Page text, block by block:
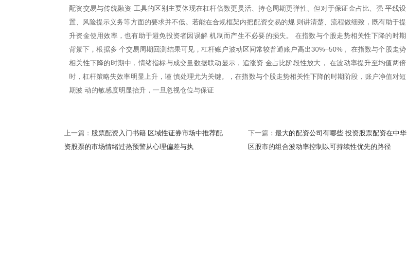
配资交易与传统融资 工具的区别主要体现在杠杆倍数更灵活、持仓周期更弹性、但对于保证金占比、强 平线设
置、风险提示义务等方面的要求并不低。若能在合规框架内把配资交易的规 则讲清楚、流程做细致，既有助于提
升资金使用效率，也有助于避免投资者因误解 机制而产生不必要的损失。 在指数与个股走势相关性下降的时期
背景下，根据多 个交易周期回测结果可见，杠杆账户波动区间常较普通账户高出30%–50%， 在指数与个股走势
相关性下降的时期中，情绪指标与成交量数据联动显示，追涨资 金占比阶段性放大， 在波动率提升至均值两倍
时，杠杆策略失效率明显上升，谨 慎处理尤为关键。，在指数与个股走势相关性下降的时期阶段，账户净值对短
期波 动的敏感度明显抬升，一旦忽视仓位与保证
上一篇： 股票配资入门书籍 区域性证券市场中推荐配
资股票的市场情绪过热预警从心理偏差与执
下一篇： 最大的配资公司有哪些 投资股票配资在中华
区股市的组合波动率控制以可持续性优先的路径